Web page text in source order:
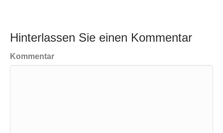
Hinterlassen Sie einen Kommentar
Kommentar